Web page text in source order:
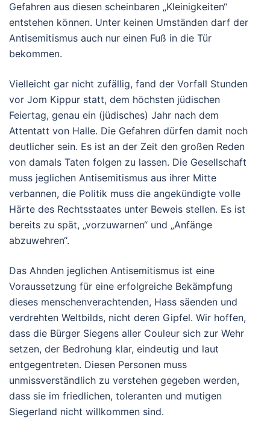
Gefahren aus diesen scheinbaren „Kleinigkeiten“
entstehen können. Unter keinen Umständen darf der
Antisemitismus auch nur einen Fuß in die Tür
bekommen.
Vielleicht gar nicht zufällig, fand der Vorfall Stunden
vor Jom Kippur statt, dem höchsten jüdischen
Feiertag, genau ein (jüdisches) Jahr nach dem
Attentatt von Halle. Die Gefahren dürfen damit noch
deutlicher sein. Es ist an der Zeit den großen Reden
von damals Taten folgen zu lassen. Die Gesellschaft
muss jeglichen Antisemitismus aus ihrer Mitte
verbannen, die Politik muss die angekündigte volle
Härte des Rechtsstaates unter Beweis stellen. Es ist
bereits zu spät, „vorzuwarnen“ und „Anfänge
abzuwehren“.
Das Ahnden jeglichen Antisemitismus ist eine
Voraussetzung für eine erfolgreiche Bekämpfung
dieses menschenverachtenden, Hass säenden und
verdrehten Weltbilds, nicht deren Gipfel. Wir hoffen,
dass die Bürger Siegens aller Couleur sich zur Wehr
setzen, der Bedrohung klar, eindeutig und laut
entgegentreten. Diesen Personen muss
unmissverständlich zu verstehen gegeben werden,
dass sie im friedlichen, toleranten und mutigen
Siegerland nicht willkommen sind.